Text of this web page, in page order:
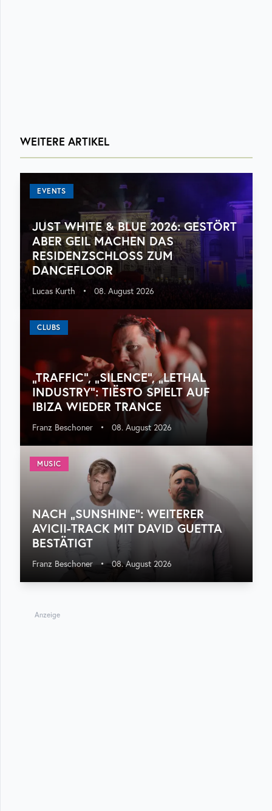
WEITERE ARTIKEL
EVENTS
JUST WHITE & BLUE 2026: GESTÖRT
ABER GEIL MACHEN DAS
RESIDENZSCHLOSS ZUM
DANCEFLOOR
Lucas Kurth • 08. August 2026
CLUBS
„TRAFFIC“, „SILENCE“, „LETHAL
INDUSTRY“: TIËSTO SPIELT AUF
IBIZA WIEDER TRANCE
Franz Beschoner • 08. August 2026
MUSIC
NACH „SUNSHINE“: WEITERER
AVICII-TRACK MIT DAVID GUETTA
BESTÄTIGT
Franz Beschoner • 08. August 2026
Anzeige